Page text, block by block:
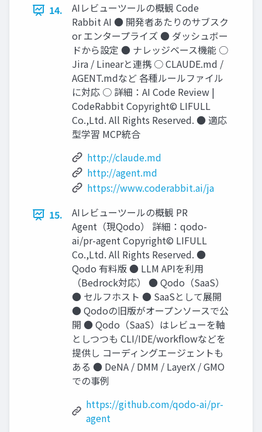
14.
AIレビューツールの概観 Code
Rabbit AI ● 開発者あたりのサブスク
or エンタープライズ ● ダッシュボー
ドから設定 ● ナレッジベース機能 ○
Jira / Linearと連携 ○ CLAUDE.md /
AGENT.mdなど 各種ルールファイル
に対応 ○ 詳細：AI Code Review |
CodeRabbit Copyright© LIFULL
Co.,Ltd. All Rights Reserved. ● 適応
型学習 MCP統合
http://claude.md
http://agent.md
https://www.coderabbit.ai/ja
15.
AIレビューツールの概観 PR
Agent（現Qodo） 詳細：qodo-
ai/pr-agent Copyright© LIFULL
Co.,Ltd. All Rights Reserved. ●
Qodo 有料版 ● LLM APIを利⽤
（Bedrock対応） ● Qodo（SaaS）
● セルフホスト ● SaaSとして展開
● Qodoの旧版がオープンソースで公
開 ● Qodo（SaaS）はレビューを軸
としつつも CLI/IDE/workﬂowなどを
提供し コーディングエージェントも
ある ● DeNA / DMM / LayerX / GMO
での事例
https://github.com/qodo-ai/pr-
agent